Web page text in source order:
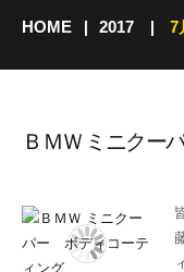
HOME 2017 7
ＢＭＷ ミニク